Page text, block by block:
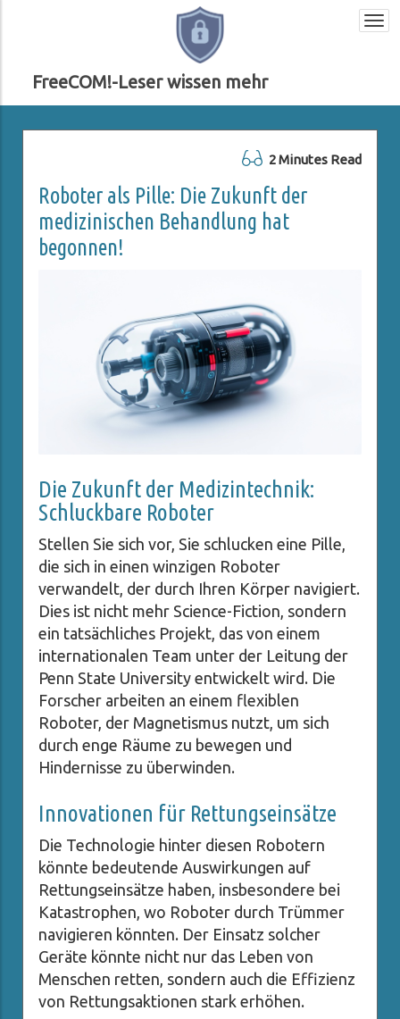
FreeCOM!-Leser wissen mehr
2 Minutes Read
Roboter als Pille: Die Zukunft der
medizinischen Behandlung hat
begonnen!
Die Zukunft der Medizintechnik:
Schluckbare Roboter
Stellen Sie sich vor, Sie schlucken eine Pille,
die sich in einen winzigen Roboter
verwandelt, der durch Ihren Körper navigiert.
Dies ist nicht mehr Science-Fiction, sondern
ein tatsächliches Projekt, das von einem
internationalen Team unter der Leitung der
Penn State University entwickelt wird. Die
Forscher arbeiten an einem flexiblen
Roboter, der Magnetismus nutzt, um sich
durch enge Räume zu bewegen und
Hindernisse zu überwinden.
Innovationen für Rettungseinsätze
Die Technologie hinter diesen Robotern
könnte bedeutende Auswirkungen auf
Rettungseinsätze haben, insbesondere bei
Katastrophen, wo Roboter durch Trümmer
navigieren könnten. Der Einsatz solcher
Geräte könnte nicht nur das Leben von
Menschen retten, sondern auch die Effizienz
von Rettungsaktionen stark erhöhen.